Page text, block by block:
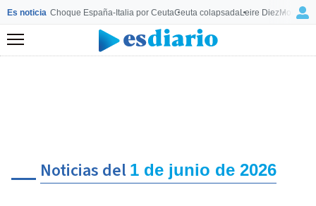
Es noticia Choque España-Italia por CeutaCeuta colapsadaLeire Diez
Menú
Noticias del 1 de junio de 2026